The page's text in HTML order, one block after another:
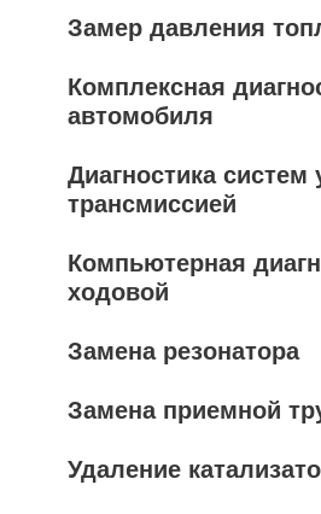
Замер давления
Комплексная
автомобиля
Диагностика систем
трансмиссией
Компьютерная
ходовой
Замена резонатора
Замена приемной
Удаление